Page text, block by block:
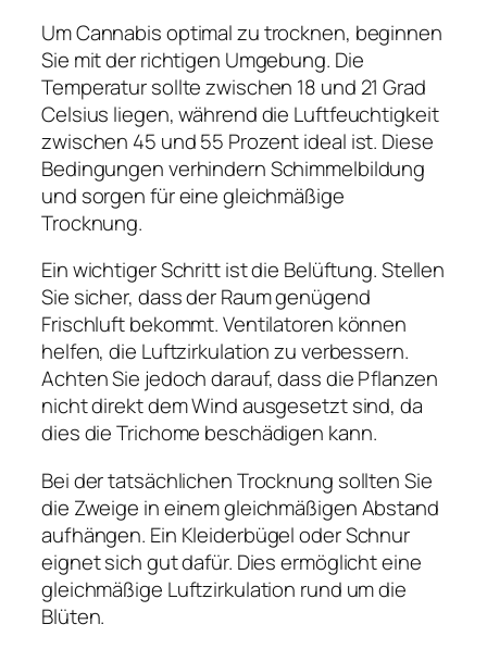
Um Cannabis optimal zu trocknen, beginnen
Sie mit der richtigen Umgebung. Die
Temperatur sollte zwischen 18 und 21 Grad
Celsius liegen, während die Luftfeuchtigkeit
zwischen 45 und 55 Prozent ideal ist. Diese
Bedingungen verhindern Schimmelbildung
und sorgen für eine gleichmäßige
Trocknung.
Ein wichtiger Schritt ist die Belüftung. Stellen
Sie sicher, dass der Raum genügend
Frischluft bekommt. Ventilatoren können
helfen, die Luftzirkulation zu verbessern.
Achten Sie jedoch darauf, dass die Pflanzen
nicht direkt dem Wind ausgesetzt sind, da
dies die Trichome beschädigen kann.
Bei der tatsächlichen Trocknung sollten Sie
die Zweige in einem gleichmäßigen Abstand
aufhängen. Ein Kleiderbügel oder Schnur
eignet sich gut dafür. Dies ermöglicht eine
gleichmäßige Luftzirkulation rund um die
Blüten.